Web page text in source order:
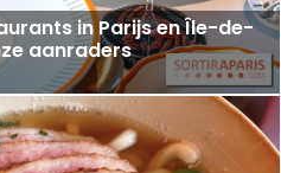
in Parijs en Île-de-
aanraders